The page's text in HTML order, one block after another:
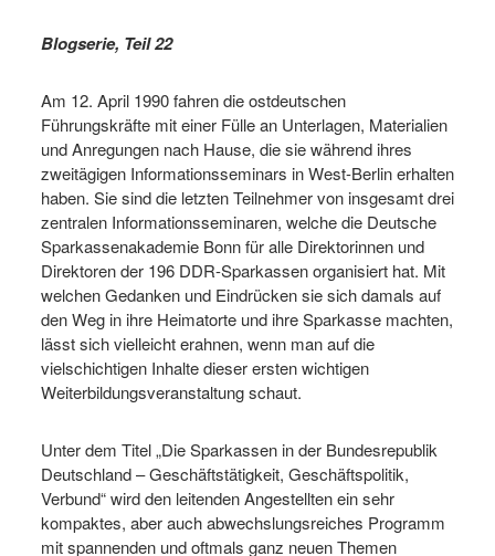
Blogserie, Teil 22
Am 12. April 1990 fahren die ostdeutschen
Führungskräfte mit einer Fülle an Unterlagen, Materialien
und Anregungen nach Hause, die sie während ihres
zweitägigen Informationsseminars in West-Berlin erhalten
haben. Sie sind die letzten Teilnehmer von insgesamt drei
zentralen Informationsseminaren, welche die Deutsche
Sparkassenakademie Bonn für alle Direktorinnen und
Direktoren der 196 DDR-Sparkassen organisiert hat. Mit
welchen Gedanken und Eindrücken sie sich damals auf
den Weg in ihre Heimatorte und ihre Sparkasse machten,
lässt sich vielleicht erahnen, wenn man auf die
vielschichtigen Inhalte dieser ersten wichtigen
Weiterbildungsveranstaltung schaut.
Unter dem Titel „Die Sparkassen in der Bundesrepublik
Deutschland – Geschäftstätigkeit, Geschäftspolitik,
Verbund“ wird den leitenden Angestellten ein sehr
kompaktes, aber auch abwechslungsreiches Programm
mit spannenden und oftmals ganz neuen Themen